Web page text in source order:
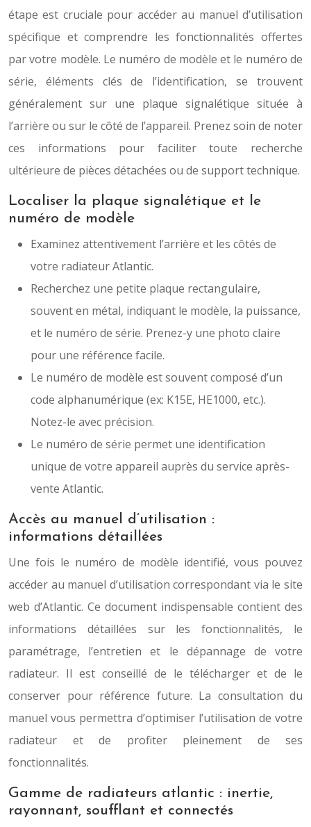
étape est cruciale pour accéder au manuel d’utilisation
spécifique et comprendre les fonctionnalités offertes
par votre modèle. Le numéro de modèle et le numéro de
série, éléments clés de l’identification, se trouvent
généralement sur une plaque signalétique située à
l’arrière ou sur le côté de l’appareil. Prenez soin de noter
ces informations pour faciliter toute recherche
ultérieure de pièces détachées ou de support technique.
Localiser la plaque signalétique et le
numéro de modèle
Examinez attentivement l’arrière et les côtés de
votre radiateur Atlantic.
Recherchez une petite plaque rectangulaire,
souvent en métal, indiquant le modèle, la puissance,
et le numéro de série. Prenez-y une photo claire
pour une référence facile.
Le numéro de modèle est souvent composé d’un
code alphanumérique (ex: K15E, HE1000, etc.).
Notez-le avec précision.
Le numéro de série permet une identification
unique de votre appareil auprès du service après-
vente Atlantic.
Accès au manuel d’utilisation :
informations détaillées
Une fois le numéro de modèle identifié, vous pouvez
accéder au manuel d’utilisation correspondant via le site
web d’Atlantic. Ce document indispensable contient des
informations détaillées sur les fonctionnalités, le
paramétrage, l’entretien et le dépannage de votre
radiateur. Il est conseillé de le télécharger et de le
conserver pour référence future. La consultation du
manuel vous permettra d’optimiser l’utilisation de votre
radiateur et de profiter pleinement de ses
fonctionnalités.
Gamme de radiateurs atlantic : inertie,
rayonnant, soufflant et connectés